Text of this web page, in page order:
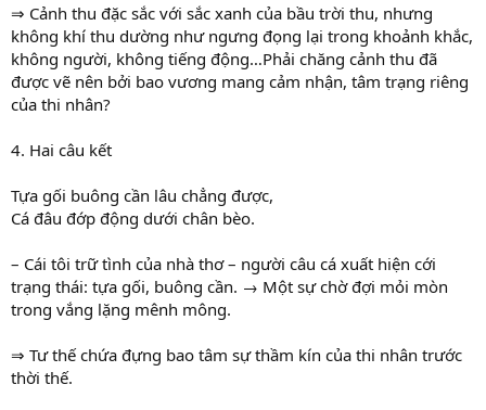
⇒ Cảnh thu đặc sắc với sắc xanh của bầu trời thu, nhưng
không khí thu dường như ngưng đọng lại trong khoảnh khắc,
không người, không tiếng động…Phải chăng cảnh thu đã
được vẽ nên bởi bao vương mang cảm nhận, tâm trạng riêng
của thi nhân?
4. Hai câu kết
Tựa gối buông cần lâu chẳng được,
Cá đâu đớp động dưới chân bèo.
– Cái tôi trữ tình của nhà thơ – người câu cá xuất hiện cới
trạng thái: tựa gối, buông cần. → Một sự chờ đợi mỏi mòn
trong vắng lặng mênh mông.
⇒ Tư thế chứa đựng bao tâm sự thầm kín của thi nhân trước
thời thế.